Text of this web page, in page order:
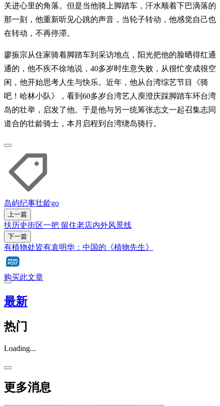
关进心里的角落。但是当他骑上脚踏车，汗水顺着下巴滴落的
那一刻，他重新听见心跳的声音，当轮子转动，他感觉自己也
在转动，不再停滞。
廖振宗从住家骑着脚踏车到采访地点，阳光把他的脸晒得红通
通的，他不疾不徐地说，40多岁时生意失败，从很忙变成很空
闲，他开始思考人生与快乐。近年，他从台湾综艺节目《骑
吧！哈林小队》，看到60多岁台湾艺人庾澄庆踩脚踏车环台湾
岛的壮举，启发了他。于是他与另一统筹张志文一起召集志同
道合的壮龄骑士，本月启程到台湾绕岛骑行。
岛屿纪事壮龄go
上一篇
扶历史街区一把 留住老店内外风景线
下一篇
有植物处皆有袁明华：中国的《植物先生》
购买此文章
最新
热门
Loading...
更多消息